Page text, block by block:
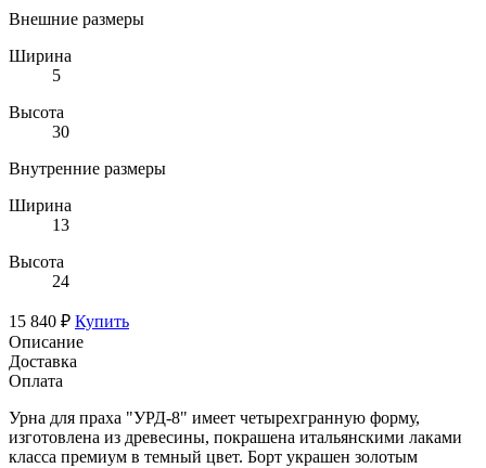
Внешние размеры
Ширина
5
Высота
30
Внутренние размеры
Ширина
13
Высота
24
15 840 ₽ Купить
Описание
Доставка
Оплата
Урна для праха "УРД-8" имеет четырехгранную форму,
изготовлена из древесины, покрашена итальянскими лаками
класса премиум в темный цвет. Борт украшен золотым